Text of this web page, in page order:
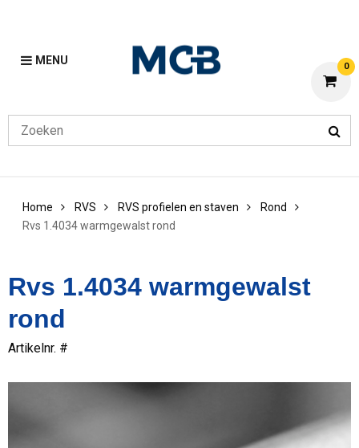
MENU 0
Home RVS RVS profielen en staven
Rond
Rvs 1.4034 warmgewalst rond
Rvs 1.4034 warmgewalst
rond
Artikelnr. #